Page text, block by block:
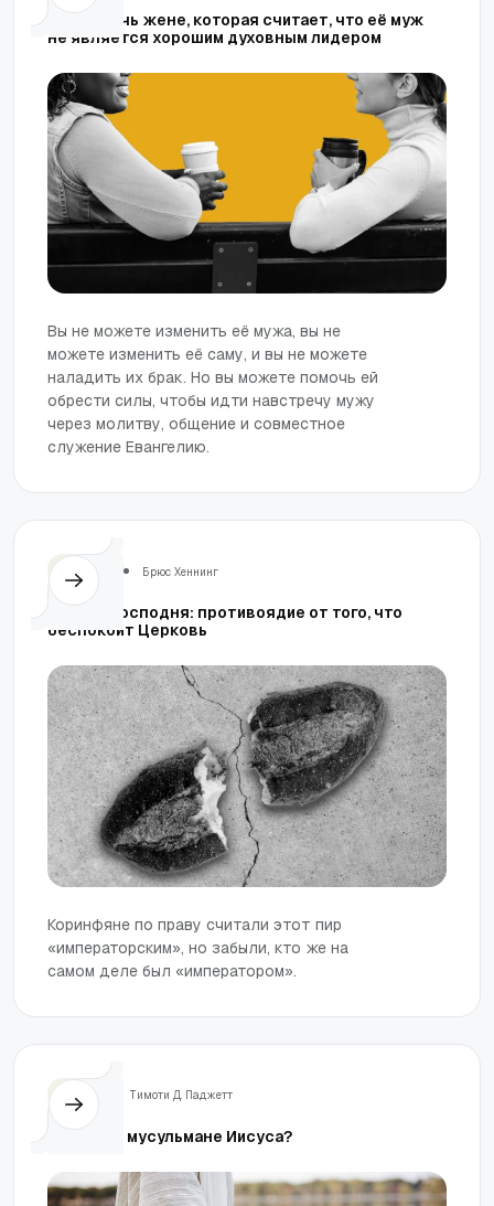
Как помочь жене, которая считает, что её муж
не является хорошим духовным лидером
Вы не можете изменить её мужа, вы не
можете изменить её саму, и вы не можете
наладить их брак. Но вы можете помочь ей
обрести силы, чтобы идти навстречу мужу
через молитву, общение и совместное
служение Евангелию.
Брюс Хеннинг
Вечеря Господня: противоядие от того, что
беспокоит Церковь
Коринфяне по праву считали этот пир
«императорским», но забыли, кто же на
самом деле был «императором».
Тимоти Д. Паджетт
Любят ли мусульмане Иисуса?